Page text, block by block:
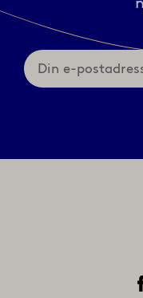
Din
e-
postadress